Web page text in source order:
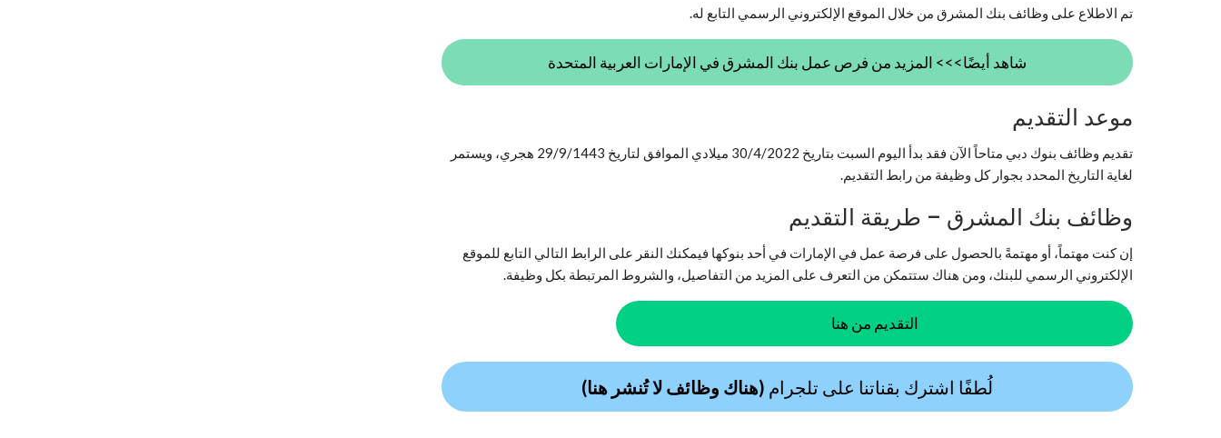
تم الاطلاع على وظائف بنك المشرق من خلال الموقع الإلكتروني الرسمي التابع له.
شاهد أيضًا>>> المزيد من فرص عمل بنك المشرق في الإمارات العربية المتحدة
موعد التقديم
تقديم وظائف بنوك دبي متاحاً الآن فقد بدأ اليوم السبت بتاريخ 30/4/2022 ميلادي الموافق لتاريخ 29/9/1443 هجري، ويستمر
لغاية التاريخ المحدد بجوار كل وظيفة من رابط التقديم.
وظائف بنك المشرق – طريقة التقديم
إن كنت مهتماً، أو مهتمةً بالحصول على فرصة عمل في الإمارات في أحد بنوكها فيمكنك النقر على الرابط التالي التابع للموقع
الإلكتروني الرسمي للبنك، ومن هناك ستتمكن من التعرف على المزيد من التفاصيل، والشروط المرتبطة بكل وظيفة.
التقديم من هنا
لُطفًا اشترك بقناتنا على تلجرام (هناك وظائف لا تُنشر هنا)